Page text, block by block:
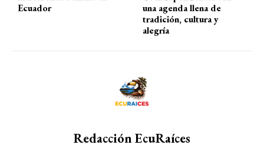
Ecuador
una agenda llena de
tradición, cultura y
alegría
Redacción EcuRaíces